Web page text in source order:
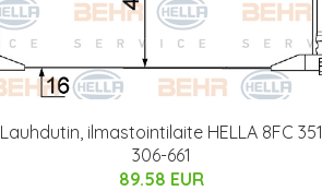
Lauhdutin, ilmastointilaite HELLA 8FC 351
306-661
89.58 EUR